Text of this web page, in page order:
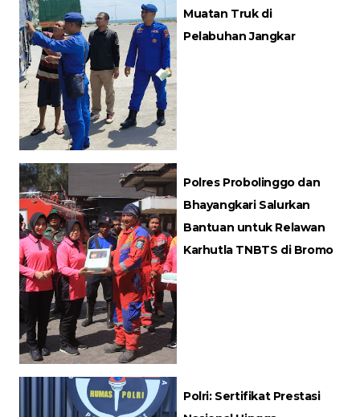
Muatan Truk di
Pelabuhan Jangkar
Polres Probolinggo dan
Bhayangkari Salurkan
Bantuan untuk Relawan
Karhutla TNBTS di Bromo
Polri: Sertifikat Prestasi